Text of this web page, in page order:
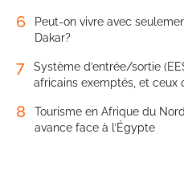
6
Peut-on vivre avec
Dakar?
7
Système d’entrée/sortie
africains exemptés, et ceux
8
Tourisme en Afrique du
avance face à l’Égypte